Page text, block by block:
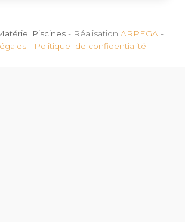
Piscines - Réalisation ARPEGA -
- Politique de confidentialité